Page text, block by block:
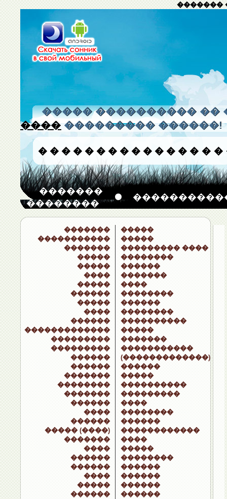
�������
����� ���������� ��
���� ��������� ������!
� � � � � � � � � � � � � � � �
�������
��������
�������
�����������
�������
�����
�����
����
�����
������
�����
����
������
�������������
���������
���������
������
������
�������
��������
�������
������
����
������
����� (����)
�������
����
������
������
����
�����
������
�����
�����
��������� ����
��������
������
�������
����
��������
������
��������
����������
�����
�������
�����������
(�������������)
������
�����
����������
���������
����
��������
������
������������
����
�����
��������
������
������
������
������